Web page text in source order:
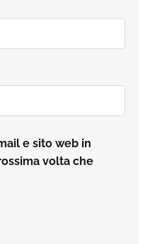
e sito web in
volta che